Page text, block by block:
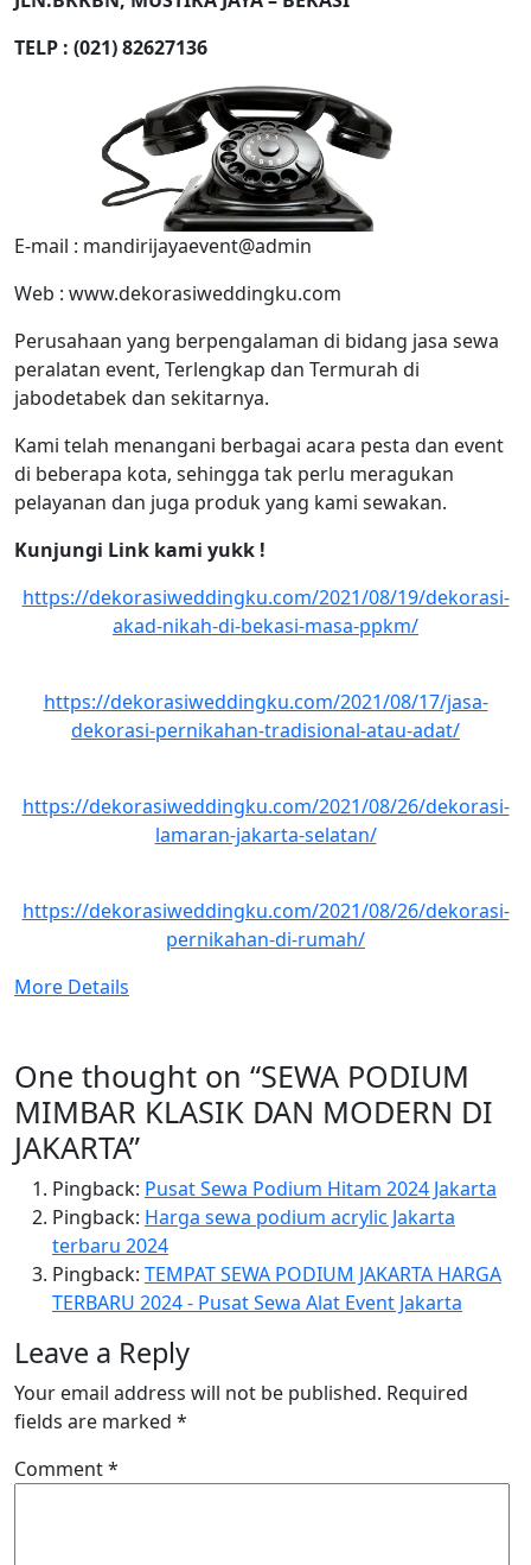
TELP : (021) 82627136
E-mail : mandirijayaevent@admin
Web : www.dekorasiweddingku.com
Perusahaan yang berpengalaman di bidang jasa sewa
peralatan event, Terlengkap dan Termurah di
jabodetabek dan sekitarnya.
Kami telah menangani berbagai acara pesta dan event
di beberapa kota, sehingga tak perlu meragukan
pelayanan dan juga produk yang kami sewakan.
Kunjungi Link kami yukk !
https://dekorasiweddingku.com/2021/08/19/dekorasi-
akad-nikah-di-bekasi-masa-ppkm/
https://dekorasiweddingku.com/2021/08/17/jasa-
dekorasi-pernikahan-tradisional-atau-adat/
https://dekorasiweddingku.com/2021/08/26/dekorasi-
lamaran-jakarta-selatan/
https://dekorasiweddingku.com/2021/08/26/dekorasi-
pernikahan-di-rumah/
More Details
One thought on “SEWA PODIUM
MIMBAR KLASIK DAN MODERN DI
JAKARTA”
Pingback: Pusat Sewa Podium Hitam 2024 Jakarta
Pingback: Harga sewa podium acrylic Jakarta
terbaru 2024
Pingback: TEMPAT SEWA PODIUM JAKARTA HARGA
TERBARU 2024 - Pusat Sewa Alat Event Jakarta
Leave a Reply
Your email address will not be published. Required
fields are marked *
Comment*